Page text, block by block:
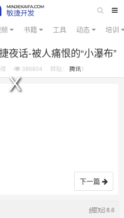
书籍 工具 动态 培训
夜话-被人痛恨的“小瀑布”
386804 转贴： 腾讯1
下一篇
8.6